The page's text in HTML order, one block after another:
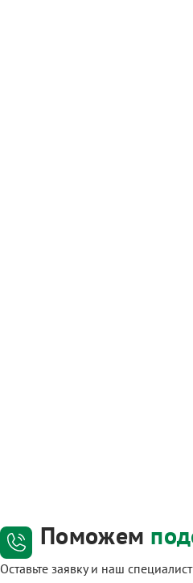
Поможем
Оставьте заявку и наш